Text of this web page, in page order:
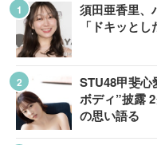
須田亜香里、
「ドキッと
STU48甲斐心
ボディ”披露
の思い語る